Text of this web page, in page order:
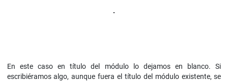
En este caso en título del módulo lo dejamos en blanco. Si
escribiéramos algo, aunque fuera el título del módulo existente, se